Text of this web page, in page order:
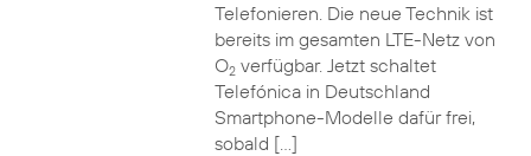
Telefonieren. Die neue Technik ist
bereits im gesamten LTE-Netz von
O2verfügbar. Jetzt schaltet
Telefónica in Deutschland
Smartphone-Modelle dafür frei,
sobald […]